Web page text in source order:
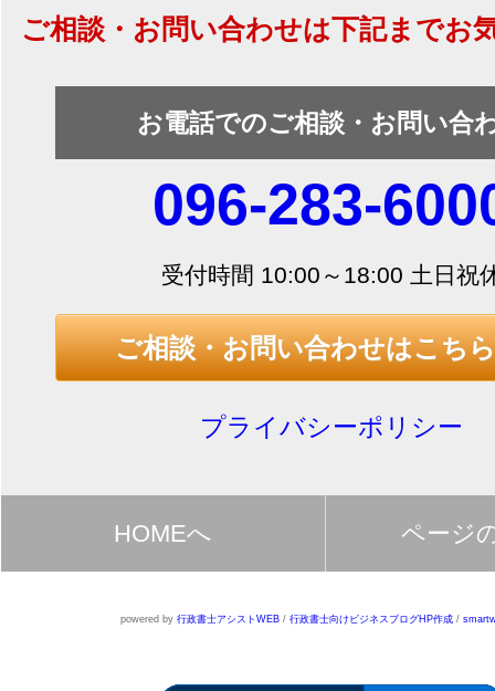
ご相談・お問い合わせは下記までお
お電話でのご相談・お問い合
096-283-
受付時間 10:00～18:00 土日祝
ご相談・お問い合わせはこち
プライバシーポリシー
HOMEへ ページ
powered by 行政書士アシストWEB/ 行政書士向けビジネスブログHP作成/